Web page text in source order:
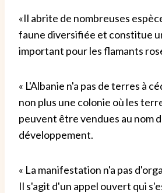
«Il abrite de nombreuses
faune diversifiée et constitue
important pour les flamants
« L'Albanie n'a pas de terres à
non plus une colonie où les
peuvent être vendues au nom
développement.
« La manifestation n'a pas
Il s'agit d'un appel ouvert qui